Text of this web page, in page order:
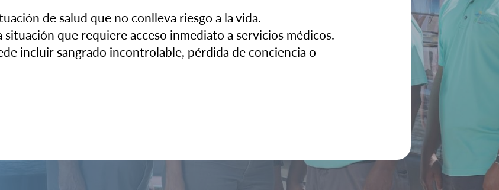
de salud que no conlleva riesgo a la vida.
situación que requiere acceso inmediato a servicios médicos.
incluir sangrado incontrolable, pérdida de conciencia o